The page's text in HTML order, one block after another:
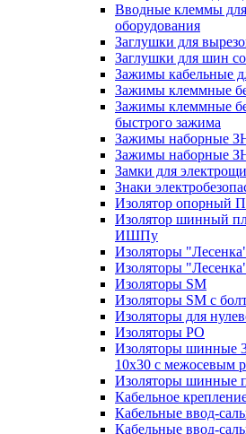
Вводные клеммы
оборудования
Заглушки для
Заглушки для шин
Зажимы кабельные
Зажимы клеммные
Зажимы клеммные
быстрого зажима
Зажимы наборные
Зажимы наборные
Замки для
Знаки
Изолятор опорный
Изолятор шинный
ИШПу
Изоляторы
Изоляторы
Изоляторы SM
Изоляторы SM c
Изоляторы для
Изоляторы РО
Изоляторы шинные
10х30 с межосевым
Изоляторы шинные
Кабельное
Кабельные ввод-
Кабельные ввод-